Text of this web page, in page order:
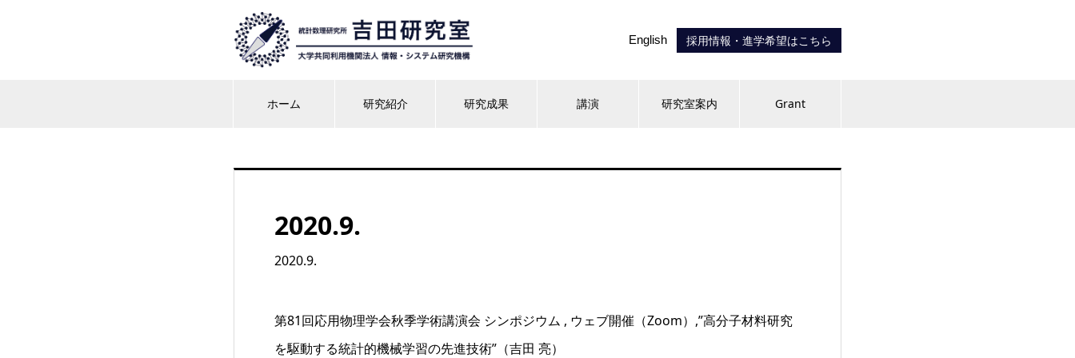
English 採用情報・進学希望はこちら
ホーム 研究紹介 研究成果 講演 研究室案内 Grant
2020.9.
2020.9.
第81回応用物理学会秋季学術講演会 シンポジウム , ウェブ開催（Zoom）,”高分子材料研究
を駆動する統計的機械学習の先進技術”（吉田 亮）